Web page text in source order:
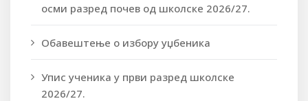
осми разред почев од школске 2026/27.
Обавештење о избору уџбеника
Упис ученика у први разред школске
2026/27.